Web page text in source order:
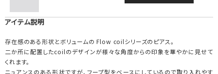
アイテム説明
存在感のある形状とボリュームの Flow coilシリーズのピアス。
二か所に配置したcoilのデザインが様々な角度からの印象を華やかに見せて
くれます。
ニュアンスのある形状ですが、フープ型をベースにしているので取り入れやす